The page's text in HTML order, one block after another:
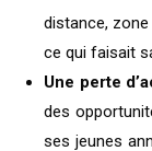
distance, zone
ce qui faisait
Une perte
des
ses jeunes